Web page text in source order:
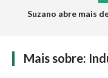
Suzano abre mais
Mais sobre: